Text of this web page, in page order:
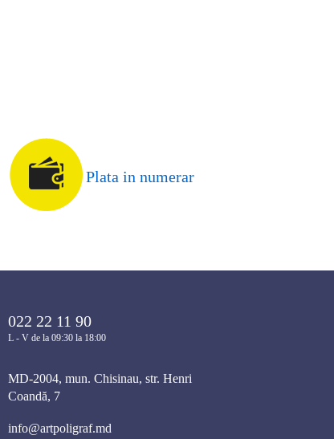
Plata in numerar
022 22 11 90
L - V de la 09:30 la 18:00
MD-2004, mun. Chisinau, str. Henri
Coandă, 7
info@artpoligraf.md